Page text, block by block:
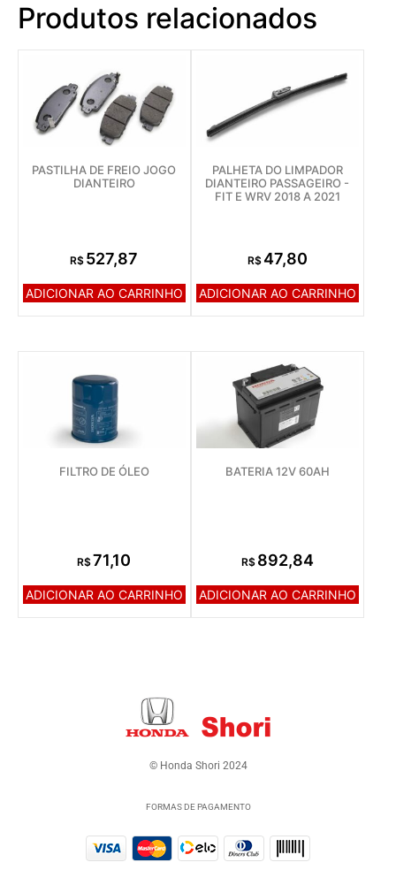
Produtos relacionados
PASTILHA DE FREIO JOGO
DIANTEIRO
R$ 527,87
ADICIONAR AO CARRINHO
PALHETA DO LIMPADOR
DIANTEIRO PASSAGEIRO -
FIT E WRV 2018 A 2021
R$ 47,80
ADICIONAR AO CARRINHO
FILTRO DE ÓLEO
R$71,10
ADICIONAR AO CARRINHO
BATERIA 12V 60AH
R$ 892,84
ADICIONAR AO CARRINHO
© Honda Shori 2024
FORMAS DE PAGAMENTO